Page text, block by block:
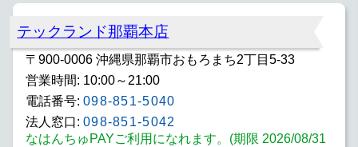
テックランド那覇本店
〒900-0006 沖縄県那覇市おもろまち2丁目5-33
営業時間: 10:00～21:00
電話番号: 098-851-5040
法人窓口: 098-851-5042
なはんちゅPAYご利用になれます。(期限 2026/08/31